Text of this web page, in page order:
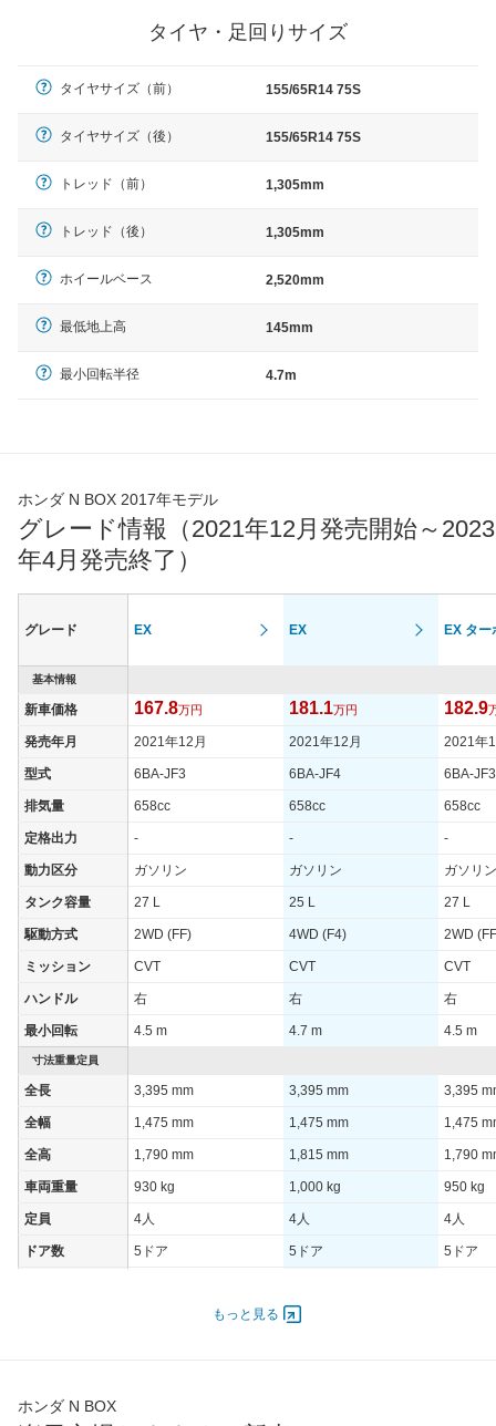
タイヤ・足回りサイズ
タイヤサイズ（前） 155/65R14 75S
タイヤサイズ（後） 155/65R14 75S
トレッド（前） 1,305mm
トレッド（後） 1,305mm
ホイールベース 2,520mm
最低地上高 145mm
最小回転半径 4.7m
ホンダ N BOX 2017年モデル
グレード情報（2021年12月発売開始～2023
年4月発売終了）
グレード EX EX EX ター
基本情報
新車価格 167.8万円 181.1万円 182.9
発売年月 2021年12月 2021年12月 2021年
型式 6BA-JF3 6BA-JF4 6BA-JF3
排気量 658cc 658cc 658cc
定格出力 - - -
動力区分 ガソリン ガソリン ガソリン
タンク容量 27 L 25 L 27 L
駆動方式 2WD (FF) 4WD (F4) 2WD
ミッション CVT CVT CVT
ハンドル 右 右 右
最小回転 4.5 m 4.7 m 4.5 m
寸法重量定員
全長 3,395 mm 3,395 mm 3,395
全幅 1,475 mm 1,475 mm 1,475
全高 1,790 mm 1,815 mm 1,790
車両重量 930 kg 1,000 kg 950 kg
定員 4人 4人 4人
ドア数 5ドア 5ドア 5ドア
最高トルク
もっと見る
ホンダ N BOX